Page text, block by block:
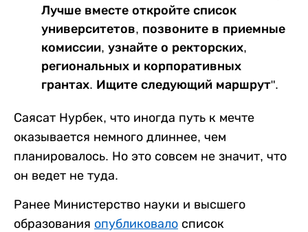
Лучше вместе откройте список
университетов, позвоните в приемные
комиссии, узнайте о ректорских,
региональных и корпоративных
грантах. Ищите следующий маршрут".
Саясат Нурбек, что иногда путь к мечте
оказывается немного длиннее, чем
планировалось. Но это совсем не значит, что
он ведет не туда.
Ранее Министерство науки и высшего
образования опубликовало список